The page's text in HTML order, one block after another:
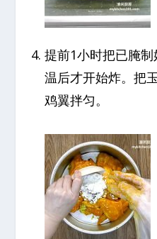
提前1小时把已腌
温后才开始炸。把
鸡翼拌匀。